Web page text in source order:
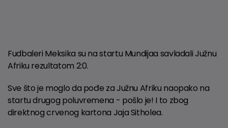
Fudbaleri Meksika su na startu Mundijaa savladali Južnu
Afriku rezultatom 2:0.
Sve što je moglo da pođe za Južnu Afriku naopako na
startu drugog poluvremena - pošlo je! I to zbog
direktnog crvenog kartona Jaja Sitholea.